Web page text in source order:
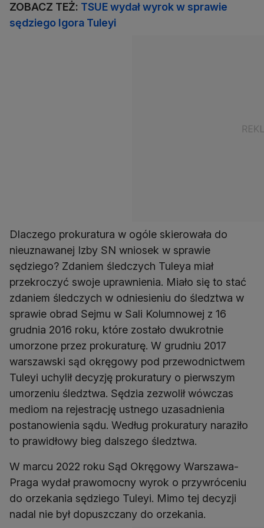
ZOBACZ TEŻ: TSUE wydał wyrok w sprawie
sędziego Igora Tuleyi
Dlaczego prokuratura w ogóle skierowała do
nieuznawanej Izby SN wniosek w sprawie
sędziego? Zdaniem śledczych Tuleya miał
przekroczyć swoje uprawnienia. Miało się to stać
zdaniem śledczych w odniesieniu do śledztwa w
sprawie obrad Sejmu w Sali Kolumnowej z 16
grudnia 2016 roku, które zostało dwukrotnie
umorzone przez prokuraturę. W grudniu 2017
warszawski sąd okręgowy pod przewodnictwem
Tuleyi uchylił decyzję prokuratury o pierwszym
umorzeniu śledztwa. Sędzia zezwolił wówczas
mediom na rejestrację ustnego uzasadnienia
postanowienia sądu. Według prokuratury naraziło
to prawidłowy bieg dalszego śledztwa.
W marcu 2022 roku Sąd Okręgowy Warszawa-
Praga wydał prawomocny wyrok o przywróceniu
do orzekania sędziego Tuleyi. Mimo tej decyzji
nadal nie był dopuszczany do orzekania.